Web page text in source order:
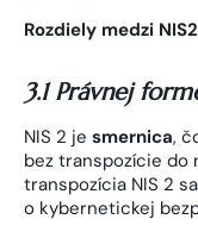
Rozdiely medzi
3.1 Právnej
NIS 2 je smernica,
bez transpozície do
transpozícia NIS 2
o kybernetickej